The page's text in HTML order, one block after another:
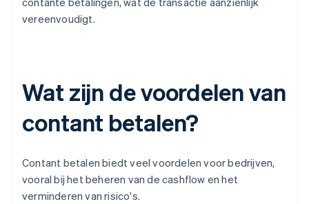
vereenvoudigt.
Wat zijn de voordelen van
contant betalen?
Contant betalen biedt veel voordelen voor bedrijven,
vooral bij het beheren van de cashflow en het
verminderen van risico's.